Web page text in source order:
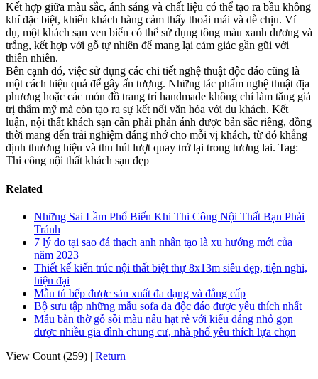
Kết hợp giữa màu sắc, ánh sáng và chất liệu có thể tạo ra bầu không
khí đặc biệt, khiến khách hàng cảm thấy thoải mái và dễ chịu. Ví
dụ, một khách sạn ven biển có thể sử dụng tông màu xanh dương và
trắng, kết hợp với gỗ tự nhiên để mang lại cảm giác gần gũi với
thiên nhiên.
Bên cạnh đó, việc sử dụng các chi tiết nghệ thuật độc đáo cũng là
một cách hiệu quả để gây ấn tượng. Những tác phẩm nghệ thuật địa
phương hoặc các món đồ trang trí handmade không chỉ làm tăng giá
trị thẩm mỹ mà còn tạo ra sự kết nối văn hóa với du khách. Kết
luận, nội thất khách sạn cần phải phản ánh được bản sắc riêng, đồng
thời mang đến trải nghiệm đáng nhớ cho mỗi vị khách, từ đó khẳng
định thương hiệu và thu hút lượt quay trở lại trong tương lai. Tag:
Thi công nội thất khách sạn đẹp
Related
Những Sai Lầm Phổ Biến Khi Thi Công Nội Thất Bạn Phải
Tránh
7 lý do tại sao đá thạch anh nhân tạo là xu hướng mới của
năm 2023
Thiết kế kiến trúc nội thất biệt thự 8x13m siêu đẹp, tiện nghi,
hiện đại
Mẫu tủ bếp được sản xuất đa dạng và đẳng cấp
Bộ sưu tập những mẫu sofa da độc đáo được yêu thích nhất
Mẫu bàn thờ gỗ sồi màu nâu hạt rẻ với kiểu dáng nhỏ gọn
được nhiều gia đình chung cư, nhà phố yêu thích lựa chọn
View Count (259) | Return